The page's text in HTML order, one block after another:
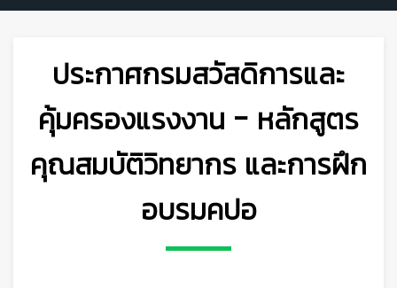
ประกาศกรมสวัสดิการและ
คุ้มครองแรงงาน - หลักสูตร
คุณสมบัติวิทยากร และการฝึก
อบรมคปอ